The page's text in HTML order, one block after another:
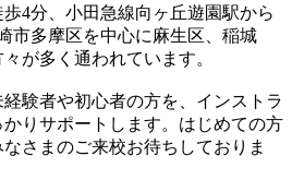
4分、小田急線向ヶ丘遊園駅から
市多摩区を中心に麻生区、稲城
が多く通われています。
験者や初心者の方を、インストラ
りサポートします。はじめての方
さまのご来校お待ちしておりま